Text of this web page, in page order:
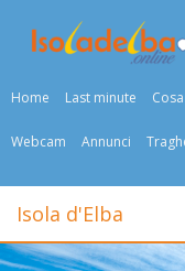
Home Last minute
Webcam Annunci
Isola d'Elba